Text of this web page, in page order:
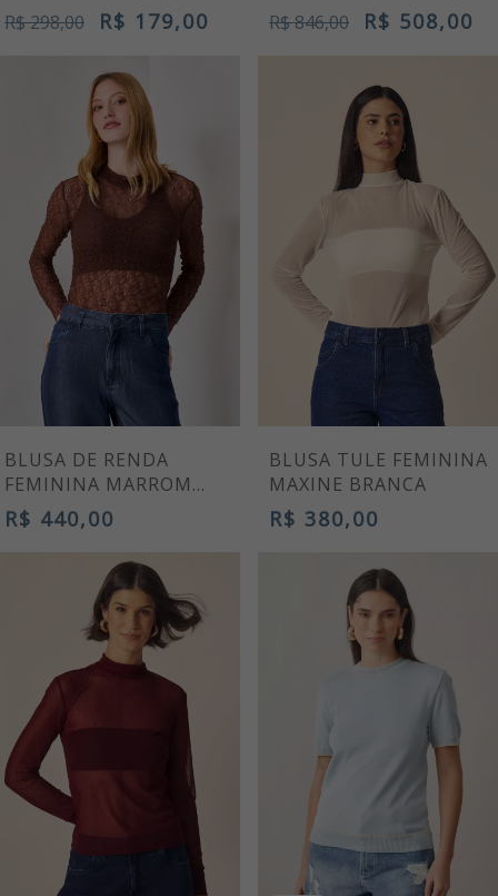
R$ 298,00
R$ 179,00
R$ 846,00
R$ 508,00
BLUSA DE RENDA
FEMININA MARROM
MANGA LONGA
PREMIUM
R$ 440,00
BLUSA TULE FEMININA
MAXINE BRANCA
R$ 380,00